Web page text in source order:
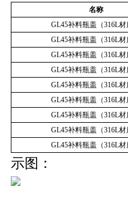
名称
GL45补料瓶盖（316L材
GL45补料瓶盖（316L材
GL45补料瓶盖（316L材
GL45补料瓶盖（316L材
GL45补料瓶盖（316L材
GL45补料瓶盖（316L材
GL45补料瓶盖（316L材
GL45补料瓶盖（316L材
GL45补料瓶盖（316L材
示图：